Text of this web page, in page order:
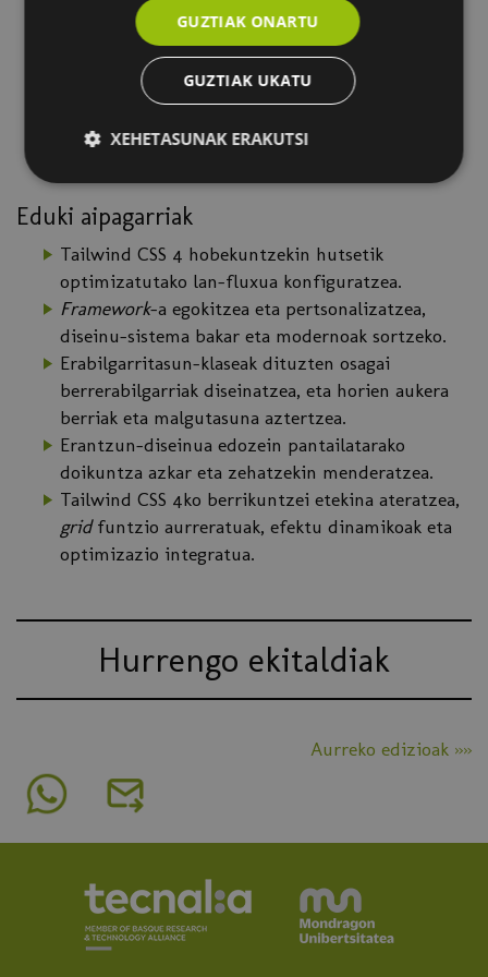
lan-fluxu arina lortzea.
Tailwind CSS pertsonalizatzea, diseinu-sistemak
sortzeko motor gisa.
Diseinu egokitzailearen kalitatea, errendimendua
eta bestelako jardunbide egokiak zaintzea.
Eduki aipagarriak
Tailwind CSS 4 hobekuntzekin hutsetik
optimizatutako lan-fluxua konfiguratzea.
Framework-a egokitzea eta pertsonalizatzea,
diseinu-sistema bakar eta modernoak sortzeko.
Erabilgarritasun-klaseak dituzten osagai
berrerabilgarriak diseinatzea, eta horien aukera
berriak eta malgutasuna aztertzea.
Erantzun-diseinua edozein pantailatarako
doikuntza azkar eta zehatzekin menderatzea.
Tailwind CSS 4ko berrikuntzei etekina ateratzea,
gridfuntzio aurreratuak, efektu dinamikoak eta
optimizazio integratua.
Hurrengo ekitaldiak
Aurreko edizioak »»
GUZTIAK ONARTU
GUZTIAK UKATU
XEHETASUNAK ERAKUTSI